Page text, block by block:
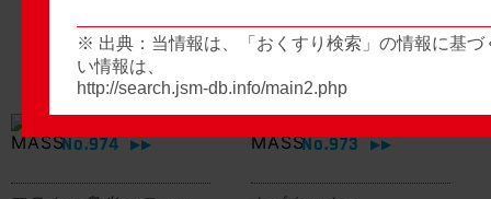
No.974
▶▶
No.973
▶▶
※ 出典：当情報は、「おくすり検索」の情報に基づ
い情報は、
http://search.jsm-db.info/main2.php